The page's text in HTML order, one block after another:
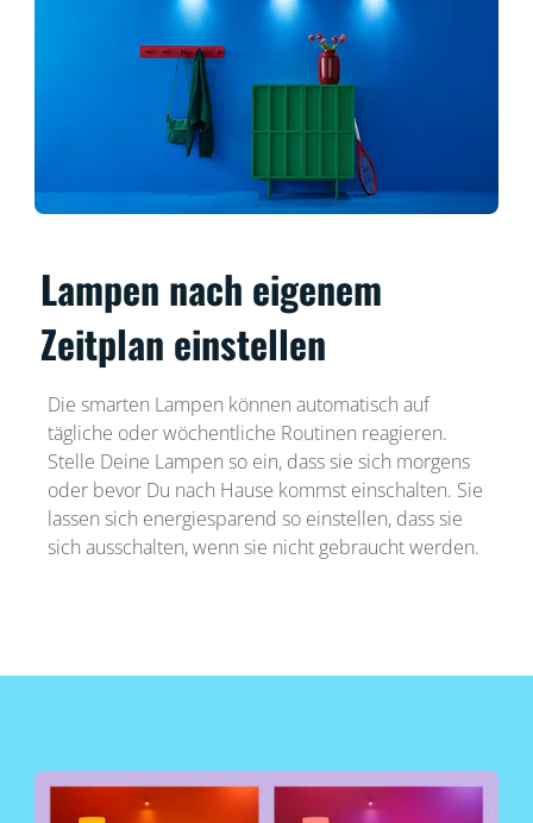
Lampen nach eigenem
Zeitplan einstellen
Die smarten Lampen können automatisch auf
tägliche oder wöchentliche Routinen reagieren.
Stelle Deine Lampen so ein, dass sie sich morgens
oder bevor Du nach Hause kommst einschalten. Sie
lassen sich energiesparend so einstellen, dass sie
sich ausschalten, wenn sie nicht gebraucht werden.